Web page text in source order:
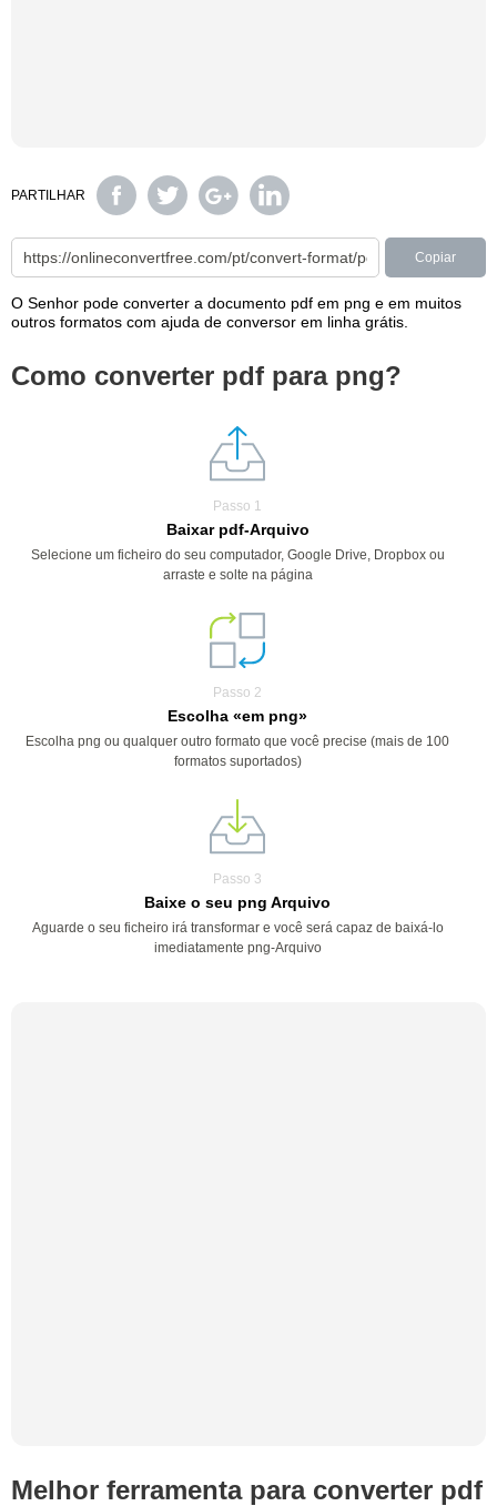
PARTILHAR
Copiar
O Senhor pode converter a documento pdf em png e em muitos
outros formatos com ajuda de conversor em linha grátis.
Como converter pdf para png?
Passo 1
Baixar pdf-Arquivo
Selecione um ficheiro do seu computador, Google Drive, Dropbox ou
arraste e solte na página
Passo 2
Escolha «em png»
Escolha png ou qualquer outro formato que você precise (mais de 100
formatos suportados)
Passo 3
Baixe o seu png Arquivo
Aguarde o seu ficheiro irá transformar e você será capaz de baixá-lo
imediatamente png-Arquivo
Melhor ferramenta para converter pdf